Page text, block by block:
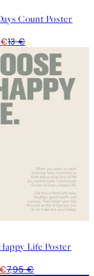
Count Poster
€13 €
Life Poster
7,95 €